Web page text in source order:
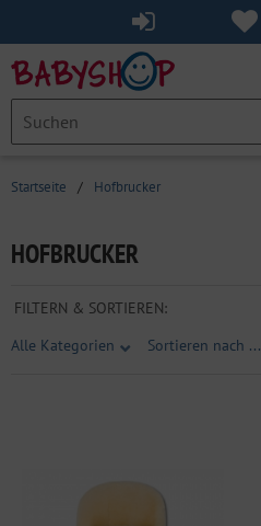
Startseite / Hofbrucker
HOFBRUCKER
FILTERN & SORTIEREN:
Alle Kategorien
Sortieren nach ...